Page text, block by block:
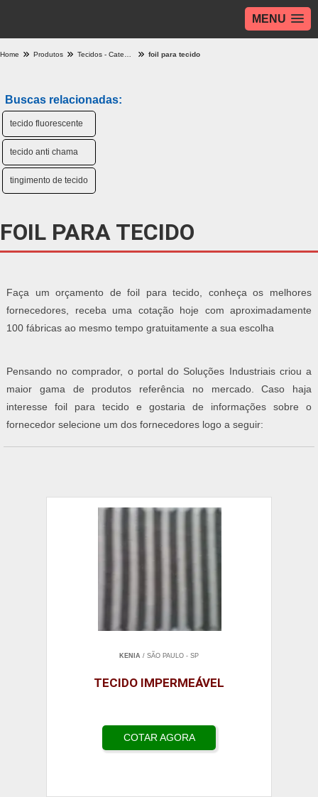
MENU
Home Produtos foil para tecido
Buscas relacionadas:
tecido fluorescente
tecido anti chama
tingimento de tecido
FOIL PARA TECIDO
Faça um orçamento de foil para tecido, conheça os melhores
fornecedores, receba uma cotação hoje com aproximadamente
100 fábricas ao mesmo tempo gratuitamente a sua escolha
Pensando no comprador, o portal do Soluções Industriais criou a
maior gama de produtos referência no mercado. Caso haja
interesse foil para tecido e gostaria de informações sobre o
fornecedor selecione um dos fornecedores logo a seguir:
KENIA / SÃO PAULO - SP
TECIDO IMPERMEÁVEL
COTAR AGORA